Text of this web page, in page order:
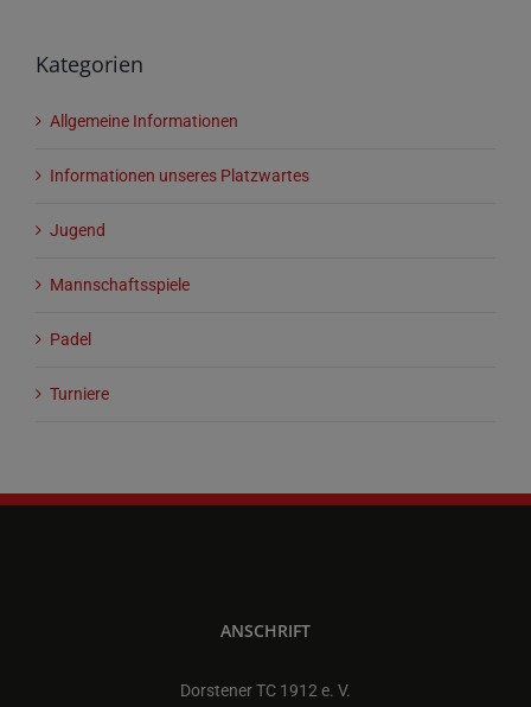
Kategorien
Allgemeine Informationen
Informationen unseres Platzwartes
Jugend
Mannschaftsspiele
Padel
Turniere
ANSCHRIFT
Dorstener TC 1912 e. V.